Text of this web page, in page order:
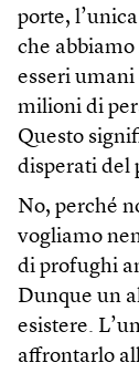
porte,
che
esseri umani
milioni di
Questo
disperati del
No, perché
vogliamo
di profughi
Dunque un
esistere.
affrontarlo